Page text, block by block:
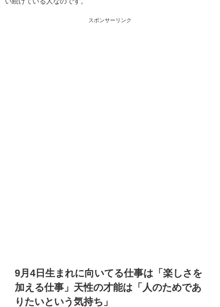
スポンサーリンク
9月4日生まれに向いてる仕事は「楽しさを
加える仕事」天性の才能は「人のためであ
りたいという気持ち」